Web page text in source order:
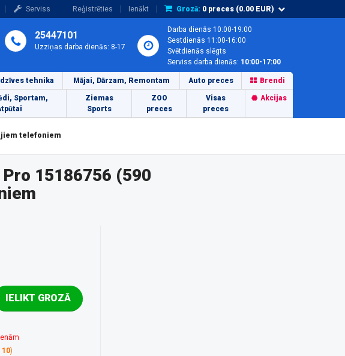
Serviss Reģistrēties Ienākt Grozā: 0 preces (0.00 EUR)
25447101
Uzziņas darba dienās: 8-17
Darba dienās 10:00-19:00
Sestdienās 11:00-16:00
Svētdienās slēgts
Serviss darba dienās: 10:00-17:00
tehnika Mājai, Dārzam, Remontam Auto preces Brendi
Sportam,
Ziemas
Sports
ZOO
preces
Visas
preces
Akcijas
telefoniem
15186756 (590
IELIKT GROZĀ
10)